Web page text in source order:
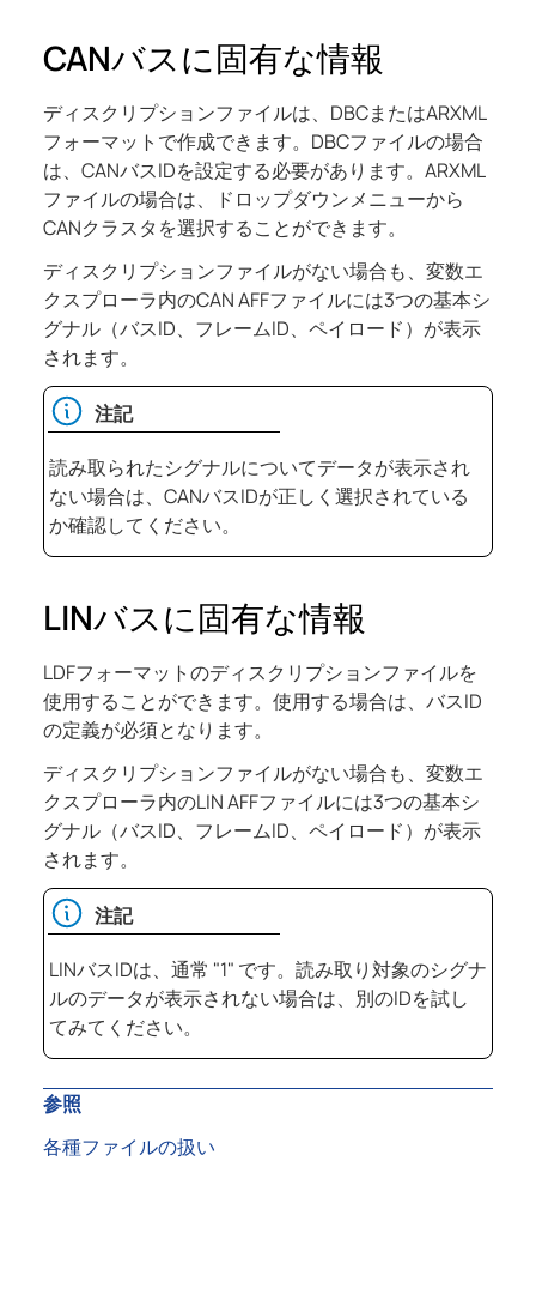
CANバスに固有な情報
ディスクリプションファイルは、DBCまたはARXML
フォーマットで作成できます。DBCファイルの場合
は、CANバスIDを設定する必要があります。ARXML
ファイルの場合は、ドロップダウンメニューから
CANクラスタを選択することができます。
ディスクリプションファイルがない場合も、変数エ
クスプローラ内のCAN AFFファイルには3つの基本シ
グナル（バスID、フレームID、ペイロード）が表示
されます。
注記
読み取られたシグナルについてデータが表示され
ない場合は、CANバスIDが正しく選択されている
か確認してください。
LINバスに固有な情報
LDFフォーマットのディスクリプションファイルを
使用することができます。使用する場合は、バスID
の定義が必須となります。
ディスクリプションファイルがない場合も、変数エ
クスプローラ内のLIN AFFファイルには3つの基本シ
グナル（バスID、フレームID、ペイロード）が表示
されます。
注記
LINバスIDは、通常 "1" です。読み取り対象のシグナ
ルのデータが表示されない場合は、別のIDを試し
てみてください。
参照
各種ファイルの扱い